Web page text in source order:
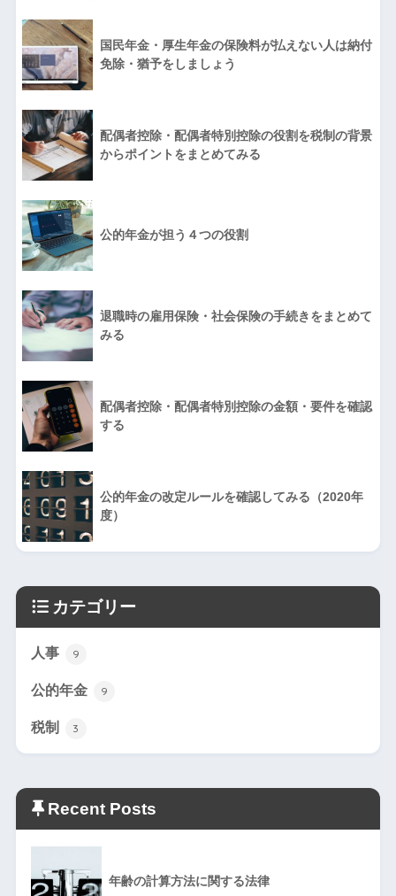
国民年金・厚生年金の保険料が払えない人は納付
免除・猶予をしましょう
配偶者控除・配偶者特別控除の役割を税制の背景
からポイントをまとめてみる
公的年金が担う４つの役割
退職時の雇用保険・社会保険の手続きをまとめて
みる
配偶者控除・配偶者特別控除の金額・要件を確認
する
公的年金の改定ルールを確認してみる（2020年
度）
カテゴリー
人事 9
公的年金 9
税制 3
Recent Posts
年齢の計算方法に関する法律